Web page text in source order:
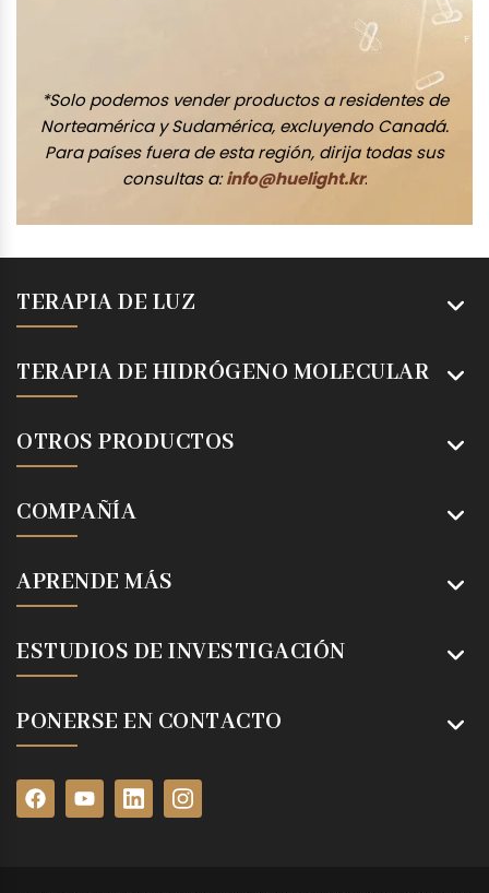
*Solo podemos vender productos a residentes de
Norteamérica y Sudamérica, excluyendo Canadá.
Para países fuera de esta región, dirija todas sus
consultas a:info@huelight.kr.
TERAPIA DE LUZ
TERAPIA DE HIDRÓGENO MOLECULAR
OTROS PRODUCTOS
COMPAÑÍA
APRENDE MÁS
ESTUDIOS DE INVESTIGACIÓN
PONERSE EN CONTACTO